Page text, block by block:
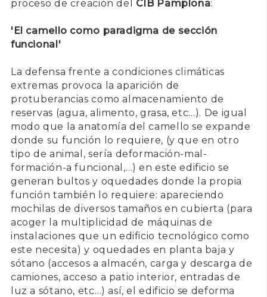
proceso de creación del CIB Pamplona:
'El camello como paradigma de sección
funcional'
La defensa frente a condiciones climáticas
extremas provoca la aparición de
protuberancias como almacenamiento de
reservas (agua, alimento, grasa, etc…). De igual
modo que la anatomía del camello se expande
donde su función lo requiere, (y que en otro
tipo de animal, sería deformación-mal-
formación-a funcional,…) en este edificio se
generan bultos y oquedades donde la propia
función también lo requiere: apareciendo
mochilas de diversos tamaños en cubierta (para
acoger la multiplicidad de máquinas de
instalaciones que un edificio tecnológico como
este necesita) y oquedades en planta baja y
sótano (accesos a almacén, carga y descarga de
camiones, acceso a patio interior, entradas de
luz a sótano, etc…) así, el edificio se deforma